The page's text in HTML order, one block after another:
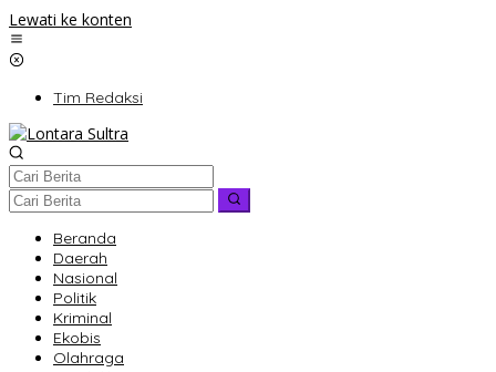
Lewati ke konten
Tim Redaksi
Beranda
Daerah
Nasional
Politik
Kriminal
Ekobis
Olahraga